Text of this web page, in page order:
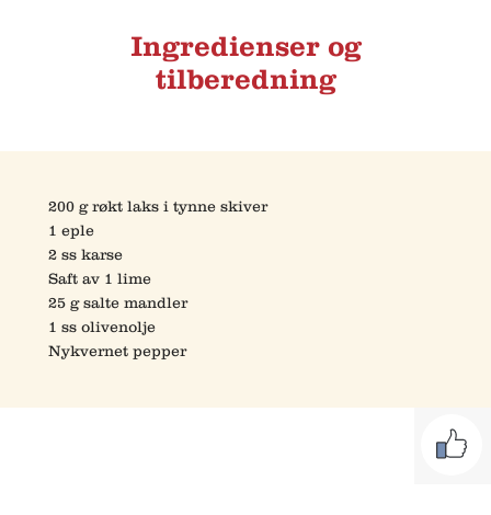
Ingredienser og
tilberedning
200 g røkt laks i tynne skiver
1 eple
2 ss karse
Saft av 1 lime
25 g salte mandler
1 ss olivenolje
Nykvernet pepper